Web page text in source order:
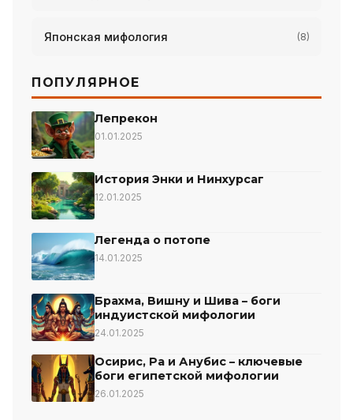
Японская мифология (8)
ПОПУЛЯРНОЕ
Лепрекон
01.01.2025
История Энки и Нинхурсаг
12.01.2025
Легенда о потопе
14.01.2025
Брахма, Вишну и Шива – боги
индуистской мифологии
24.01.2025
Осирис, Ра и Анубис – ключевые
боги египетской мифологии
26.01.2025